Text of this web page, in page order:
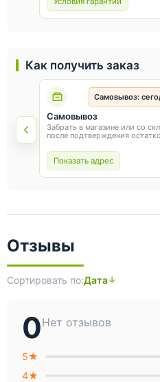
Как получить заказ
Самовывоз:
Самовывоз
Забрать в магазине или со
после подтверждения
Показать адрес
Отзывы
Сортировать по:Дата
0Нет отзывов
5★
4★